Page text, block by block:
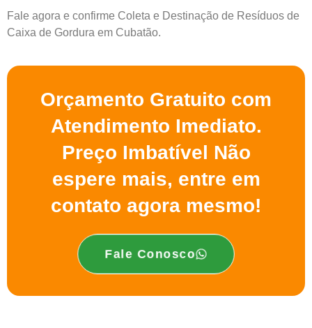
Fale agora e confirme Coleta e Destinação de Resíduos de
Caixa de Gordura em Cubatão.
Orçamento Gratuito com
Atendimento Imediato.
Preço Imbatível Não
espere mais, entre em
contato agora mesmo!
Fale Conosco